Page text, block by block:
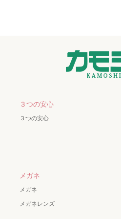
３つの安心
３つの安心
メガネ
メガネ
メガネレンズ